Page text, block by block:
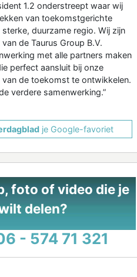
1.2 onderstreept waar wij
van toekomstgerichte
duurzame regio. Wij zijn
de Taurus Group B.V.
met alle partners maken
perfect aansluit bij onze
de toekomst te ontwikkelen.
verdere samenwerking.”
je Google-favoriet
foto of video die je
delen?
- 574 71 321